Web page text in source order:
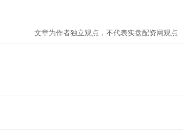
文章为作者独立观点，不代表实盘配资网观点